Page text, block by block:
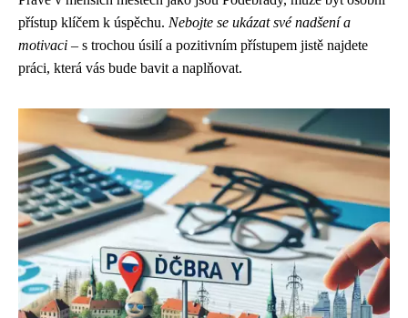
přístup klíčem k úspěchu. Nebojte se ukázat své nadšení a
motivaci – s trochou úsilí a pozitivním přístupem jistě najdete
práci, která vás bude bavit a naplňovat.